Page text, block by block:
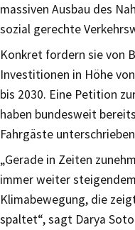
massiven Ausbau des
sozial gerechte
Konkret fordern sie von
Investitionen in Höhe
bis 2030. Eine Petition
haben bundesweit
Fahrgäste
„Gerade in Zeiten
immer weiter
Klimabewegung, die
spaltet“, sagt Darya